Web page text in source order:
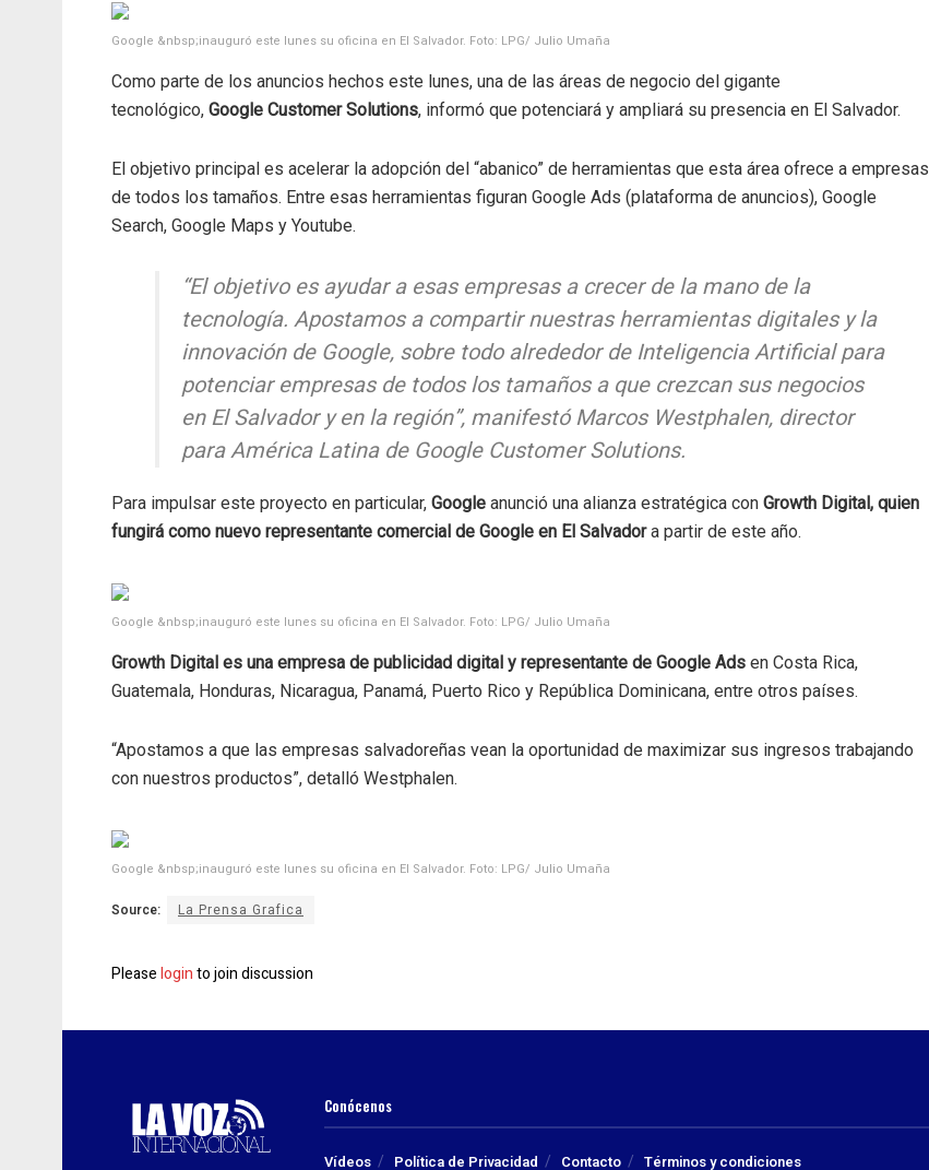
Google &nbsp;inauguró este lunes su oficina en El Salvador. Foto: LPG/ Julio Umaña
Como parte de los anuncios hechos este lunes, una de las áreas de negocio del gigante
tecnológico, Google Customer Solutions, informó que potenciará y ampliará su presencia en El Salvador.
El objetivo principal es acelerar la adopción del “abanico” de herramientas que esta área ofrece a empresas
de todos los tamaños. Entre esas herramientas figuran Google Ads (plataforma de anuncios), Google
Search, Google Maps y Youtube.
“El objetivo es ayudar a esas empresas a crecer de la mano de la
tecnología. Apostamos a compartir nuestras herramientas digitales y la
innovación de Google, sobre todo alrededor de Inteligencia Artificial para
potenciar empresas de todos los tamaños a que crezcan sus negocios
en El Salvador y en la región”, manifestó Marcos Westphalen, director
para América Latina de Google Customer Solutions.
Para impulsar este proyecto en particular, Google anunció una alianza estratégica con Growth Digital, quien
fungirá como nuevo representante comercial de Google en El Salvadora partir de este año.
Google &nbsp;inauguró este lunes su oficina en El Salvador. Foto: LPG/ Julio Umaña
Growth Digital es una empresa de publicidad digital y representante de Google Ads en Costa Rica,
Guatemala, Honduras, Nicaragua, Panamá, Puerto Rico y República Dominicana, entre otros países.
“Apostamos a que las empresas salvadoreñas vean la oportunidad de maximizar sus ingresos trabajando
con nuestros productos”, detalló Westphalen.
Google &nbsp;inauguró este lunes su oficina en El Salvador. Foto: LPG/ Julio Umaña
Source: La Prensa Grafica
Pleaseloginto join discussion
Conócenos
Vídeos Política de Privacidad Contacto Términos y condiciones